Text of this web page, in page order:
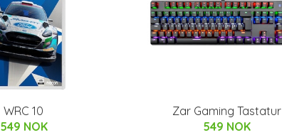
WRC 10
549 NOK
Zar Gaming Tastatur
549 NOK